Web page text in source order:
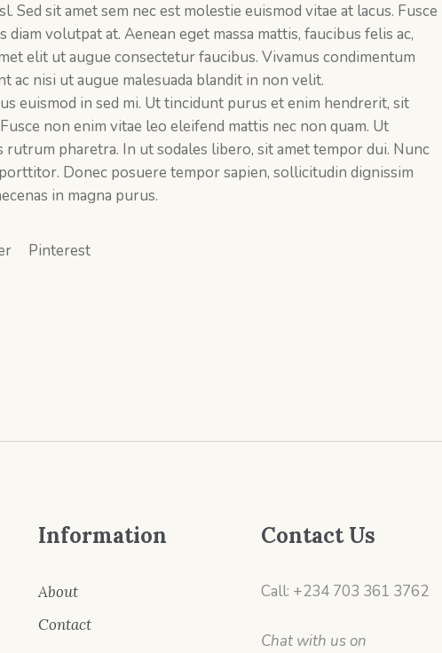
Sed sit amet sem nec est molestie euismod vitae at lacus. Fusce
volutpat at. Aenean eget massa mattis, faucibus felis ac,
elit ut augue consectetur faucibus. Vivamus condimentum
ac nisi ut augue malesuada blandit in non velit.
euismod in sed mi. Ut tincidunt purus et enim hendrerit, sit
non enim vitae leo eleifend mattis nec non quam. Ut
pharetra. In ut sodales libero, sit amet tempor dui. Nunc
Donec posuere tempor sapien, sollicitudin dignissim
in magna purus.
Pinterest
Information
About
Contact
Contact Us
Call: +234 703 361 3762
Chat with us on